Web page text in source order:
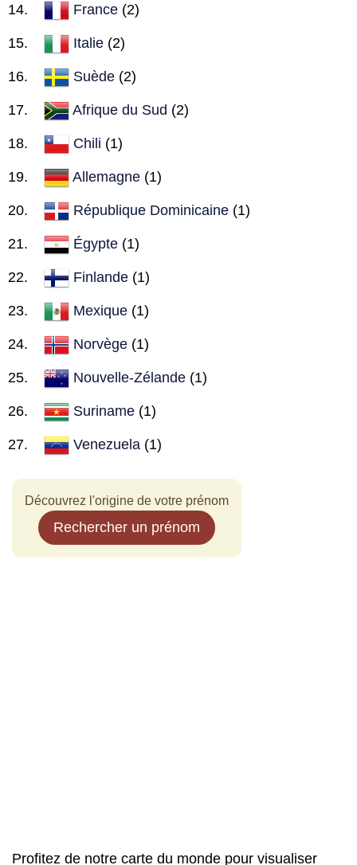
France (2)
Italie (2)
Suède (2)
Afrique du Sud (2)
Chili (1)
Allemagne (1)
République Dominicaine (1)
Égypte (1)
Finlande (1)
Mexique (1)
Norvège (1)
Nouvelle-Zélande (1)
Suriname (1)
Venezuela (1)
Découvrez l'origine de votre prénom
Rechercher un prénom
Profitez de notre carte du monde pour visualiser